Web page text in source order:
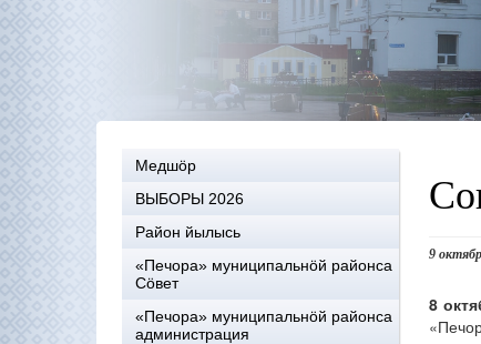
Медшöр
ВЫБОРЫ 2026
Район йылысь
«Печора» муниципальнöй районса
Сöвет
«Печора» муниципальнöй районса
администрация
9
8